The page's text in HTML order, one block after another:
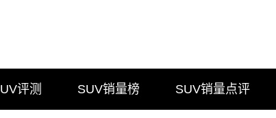
评测 SUV销量榜 SUV销量点评